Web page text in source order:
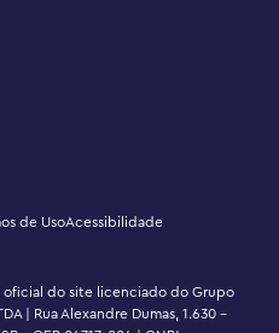
de UsoAcessibilidade
oficial do site licenciado do Grupo
| Rua Alexandre Dumas, 1.630 -